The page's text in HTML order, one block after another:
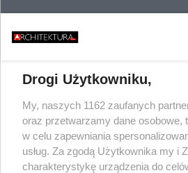
Drogi Użytkowniku,
My, naszych 1162 zaufanych
oraz przetwarzamy dane osobowe,
w celu zapewniania
usług. Za zgodą Użytkownika my i
charakterystykę urządzenia do